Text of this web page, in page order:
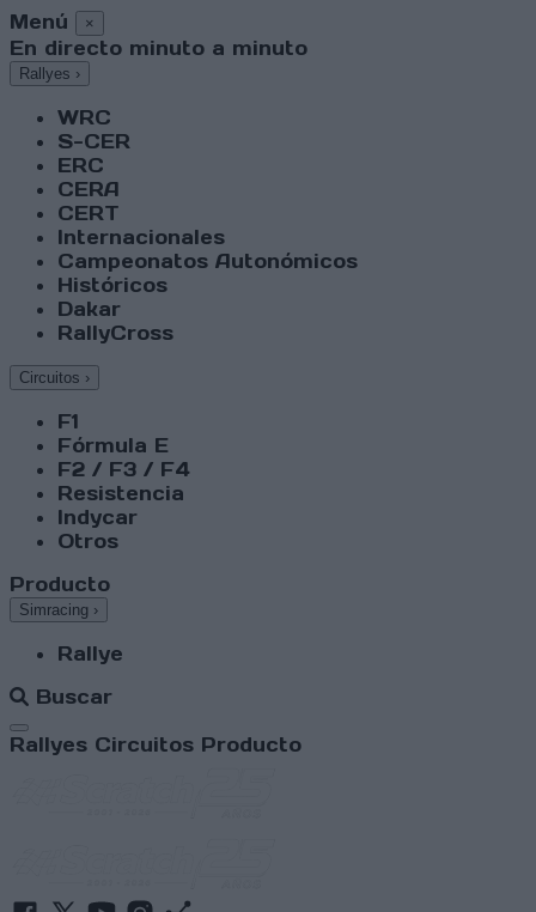
Menú ×
En directo minuto a minuto
Rallyes ›
WRC
S-CER
ERC
CERA
CERT
Internacionales
Campeonatos Autonómicos
Históricos
Dakar
RallyCross
Circuitos ›
F1
Fórmula E
F2 / F3 / F4
Resistencia
Indycar
Otros
Producto
Simracing ›
Rallye
Buscar
Abrir menú
Rallyes Circuitos Producto